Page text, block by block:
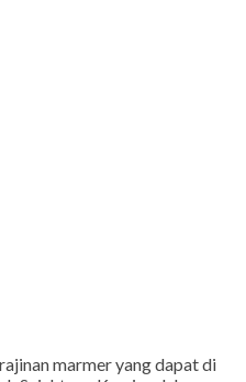
marmer yang dapat di